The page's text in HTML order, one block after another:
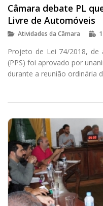
Câmara debate PL
Livre de Automóveis
Atividades da Câmara
Projeto de Lei 74/2018, de
(PPS) foi aprovado por
durante a reunião ordinária